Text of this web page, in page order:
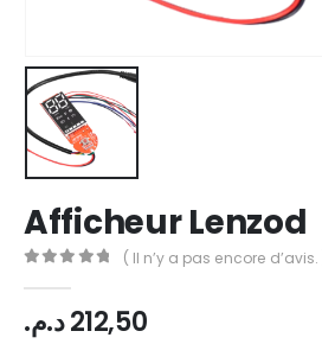
Afficheur Lenzod
( Il n’y a pas encore d’avis.
212,50د.م.